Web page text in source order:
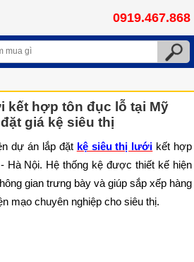
0919.467.868
kết hợp tôn đục lỗ tại Mỹ
giá kệ siêu thị
dự án lắp đặt kệ siêu thị lưới kết hợp
Hà Nội. Hệ thống kệ được thiết kế hiện
gian trưng bày và giúp sắp xếp hàng
mạo chuyên nghiệp cho siêu thị.